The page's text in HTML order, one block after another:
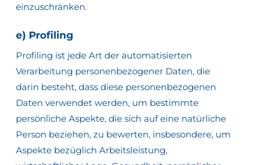
einzuschränken.
e) Profiling
Profiling ist jede Art der automatisierten
Verarbeitung personenbezogener Daten, die
darin besteht, dass diese personenbezogenen
Daten verwendet werden, um bestimmte
persönliche Aspekte, die sich auf eine natürliche
Person beziehen, zu bewerten, insbesondere, um
Aspekte bezüglich Arbeitsleistung,